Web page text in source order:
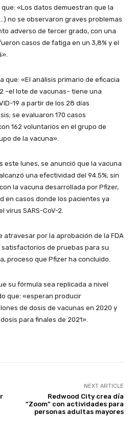
«Los datos demuestran que la
no se observaron graves problemas
adverso de tercer grado, con una
casos de fatiga en un 3,8% y el
que: «El análisis primario de eficacia
–el lote de vacunas– tiene una
19 a partir de los 28 días
se evaluaron 170 casos
162 voluntarios en el grupo de
de la vacuna».
este lunes, se anunció que la vacuna
una efectividad del 94.5%; sin
la vacuna desarrollada por Pfizer,
en casos donde los pacientes ya
SARS-CoV-2.
atravesar por la aprobación de la FDA
de pruebas para su
proceso que Pfizer ha concluido.
su fórmula sea replicada a nivel
que: «esperan producir
de dosis de vacunas en 2020 y
para finales de 2021».
NEXT ARTICLE
Redwood City crea día
“Zoom” con actividades para
personas adultas mayores